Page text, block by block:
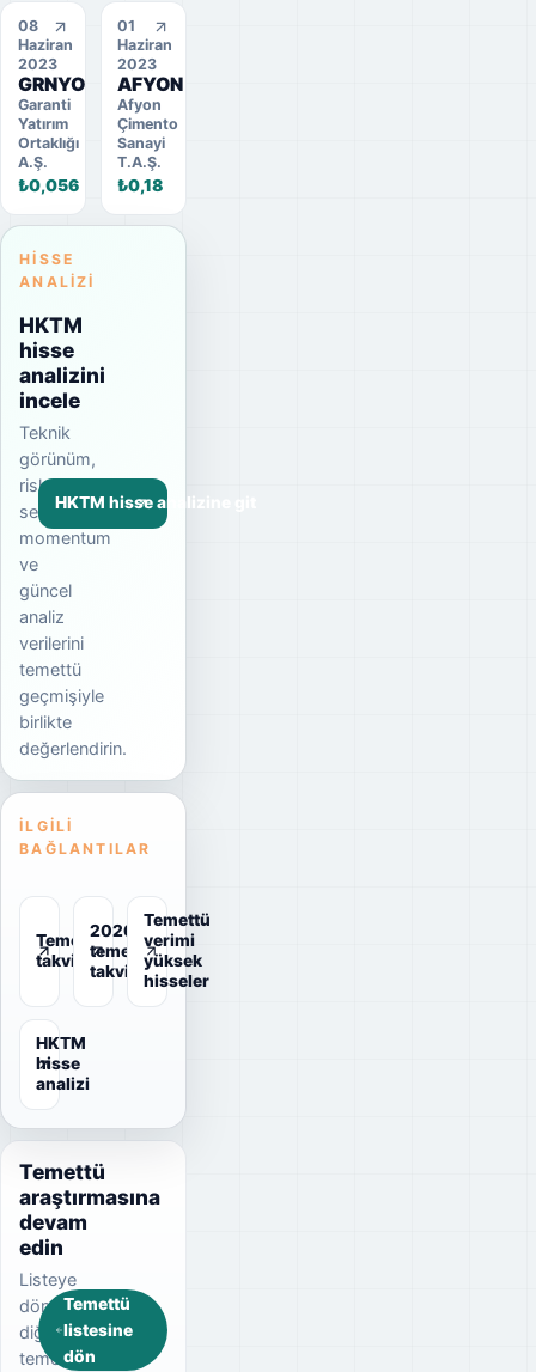
08
Haziran
2023
GRNYO
Garanti
Yatırım
Ortaklığı
A.Ş.
₺0,056
01
Haziran
2023
AFYON
Afyon
Çimento
Sanayi
T.A.Ş.
₺0,18
HISSE
ANALIZI
HKTM
hisse
analizini
incele
Teknik
görünüm,
risk
seviyesi,
momentum
ve
güncel
analiz
verilerini
temettü
geçmişiyle
birlikte
değerlendirin.
HKTM hisse analizine git
İLGILI
BAĞLANTILAR
Temettü
takvimi
2026
temettü
takvimi
Temettü
verimi
yüksek
hisseler
HKTM
hisse
analizi
Temettü
araştırmasına
devam
edin
Listeye
dönerek
diğer
temettü
Temettü
listesine
dön